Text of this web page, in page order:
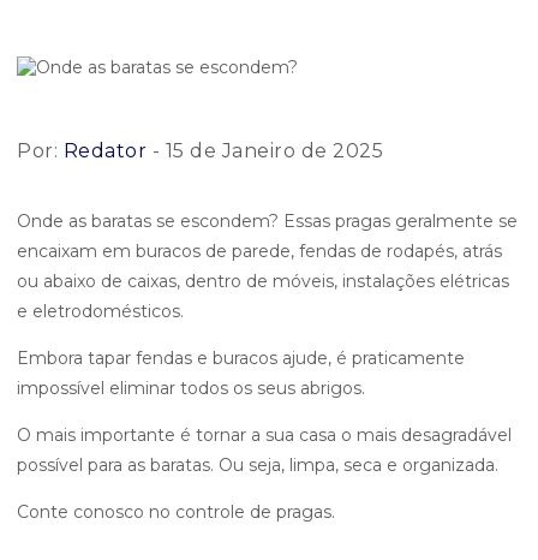
Por: Redator - 15 de Janeiro de 2025
Onde as baratas se escondem? Essas pragas geralmente se
encaixam em buracos de parede, fendas de rodapés, atrás
ou abaixo de caixas, dentro de móveis, instalações elétricas
e eletrodomésticos.
Embora tapar fendas e buracos ajude, é praticamente
impossível eliminar todos os seus abrigos.
O mais importante é tornar a sua casa o mais desagradável
possível para as baratas. Ou seja, limpa, seca e organizada.
Conte conosco no controle de pragas.